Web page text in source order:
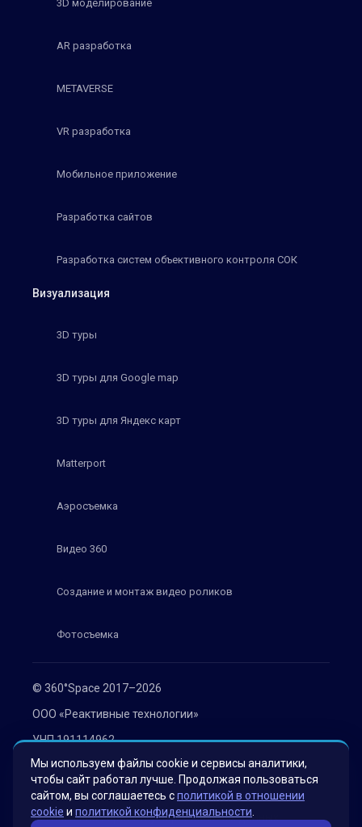
© 360°Space 2017–2026
ООО «Реактивные технологии»
УНП 191114962
г. Минск, ул. Мележа 1, офис 402
Политика конфиденциальности
Согласие на обработку персональных данных
3D моделирование
AR разработка
METAVERSE
VR разработка
Мобильное приложение
Разработка сайтов
Разработка систем объективного контроля СОК
Визуализация
3D туры
3D туры для Google map
3D туры для Яндекс карт
Matterport
Аэросъемка
Видео 360
Создание и монтаж видео роликов
Фотосъемка
Мы используем файлы cookie и сервисы аналитики,
чтобы сайт работал лучше. Продолжая пользоваться
сайтом, вы соглашаетесь сполитикой в отношении
cookie и политикой конфиденциальности